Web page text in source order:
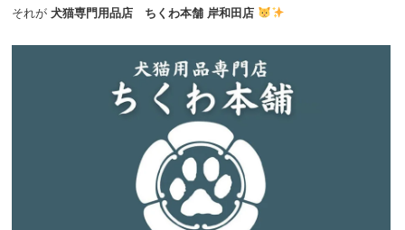
それが犬猫専門用品店 ちくわ本舗 岸和田店